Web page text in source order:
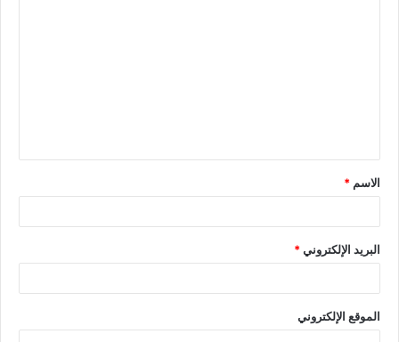
الاسم *
البريد الإلكتروني*
الموقع الإلكتروني